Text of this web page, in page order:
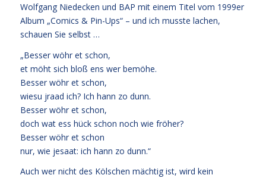
Wolfgang Niedecken und BAP mit einem Titel vom 1999er
Album „Comics & Pin-Ups“ – und ich musste lachen,
schauen Sie selbst …
„Besser wöhr et schon,
et möht sich bloß ens wer bemöhe.
Besser wöhr et schon,
wiesu jraad ich? Ich hann zo dunn.
Besser wöhr et schon,
doch wat ess hück schon noch wie fröher?
Besser wöhr et schon
nur, wie jesaat: ich hann zo dunn.“
Auch wer nicht des Kölschen mächtig ist, wird kein